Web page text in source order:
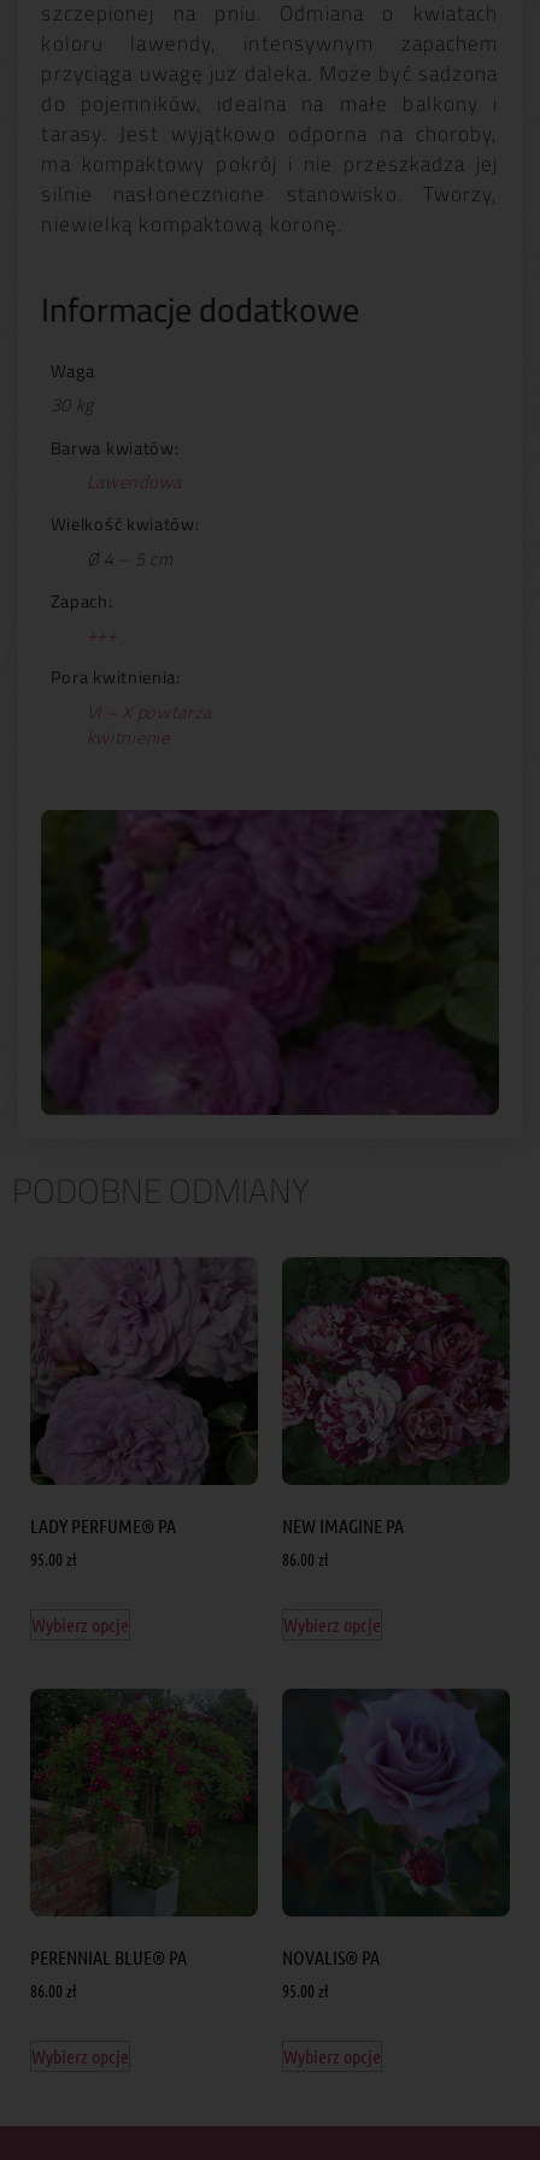
szczepionej na pniu. Odmiana o kwiatach
koloru lawendy, intensywnym zapachem
przyciąga uwagę już daleka. Może być sadzona
do pojemników, idealna na małe balkony i
tarasy. Jest wyjątkowo odporna na choroby,
ma kompaktowy pokrój i nie przeszkadza jej
silnie nasłonecznione stanowisko. Tworzy,
niewielką kompaktową koronę.
Informacje dodatkowe
Waga
30 kg
Barwa kwiatów:
Lawendowa
Wielkość kwiatów:
Ø 4 – 5 cm
Zapach:
+++
Pora kwitnienia:
VI – X powtarza
kwitnienie
PODOBNE ODMIANY
LADY PERFUME® PA
95.00 zł
Wybierz opcje
NEW IMAGINE PA
86.00 zł
Wybierz opcje
PERENNIAL BLUE® PA
86.00 zł
Wybierz opcje
NOVALIS® PA
95.00 zł
Wybierz opcje